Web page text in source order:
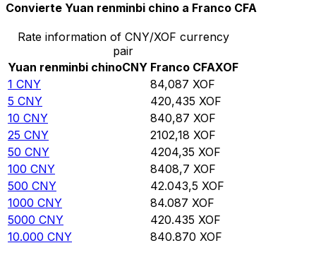
Convierte Yuan renminbi chino a Franco CFA
Rate information of CNY/XOF currency
pair
Yuan renminbi chinoCNY Franco CFAXOF
1 CNY 84,087 XOF
5 CNY 420,435 XOF
10 CNY 840,87 XOF
25 CNY 2102,18 XOF
50 CNY 4204,35 XOF
100 CNY 8408,7 XOF
500 CNY 42.043,5 XOF
1000 CNY 84.087 XOF
5000 CNY 420.435 XOF
10.000 CNY 840.870 XOF